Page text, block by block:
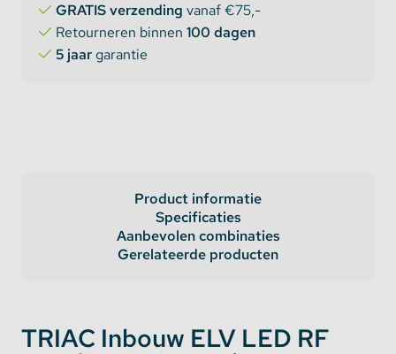
GRATIS verzending vanaf €75,-
Retourneren binnen 100 dagen
5 jaargarantie
Product informatie
Specificaties
Aanbevolen combinaties
Gerelateerde producten
TRIAC Inbouw ELV LED RF